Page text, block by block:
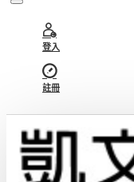
登入
註冊